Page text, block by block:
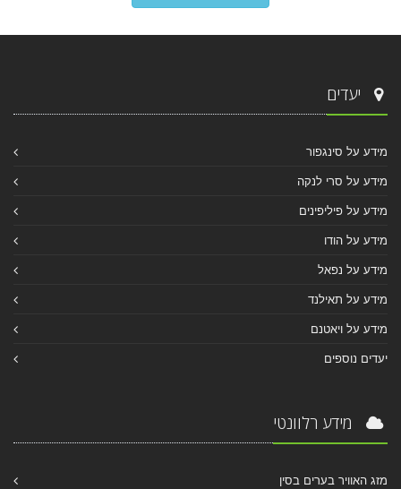
יעדים
מידע על סינגפור
מידע על סרי לנקה
מידע על פיליפינים
מידע על הודו
מידע על נפאל
מידע על תאילנד
מידע על ויאטנם
יעדים נוספים
מידע רלוונטי
מזג האוויר בערים בסין